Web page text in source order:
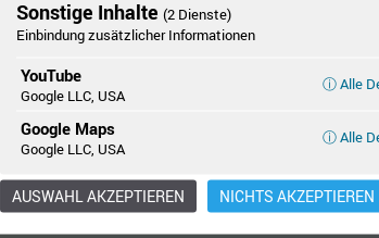
Datenschutzrichtlinien Nutzungsbedingungen von
Sonstige Inhalte (2 Dienste)
Einbindung zusätzlicher Informationen
YouTube
Google LLC, USA
ⓘ Alle
Google Maps
Google LLC, USA
ⓘ Alle
AUSWAHL AKZEPTIEREN NICHTS AKZEPTIEREN